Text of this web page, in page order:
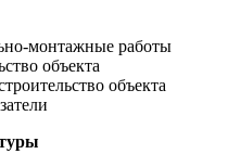
монтажные работы
объекта
объекта